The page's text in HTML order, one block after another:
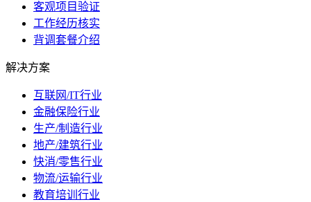
客观项目验证
工作经历核实
背调套餐介绍
解决方案
互联网/IT行业
金融保险行业
生产/制造行业
地产/建筑行业
快消/零售行业
物流/运输行业
教育培训行业